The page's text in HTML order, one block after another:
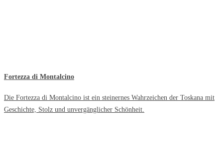
Fortezza di Montalcino
Die Fortezza di Montalcino ist ein steinernes Wahrzeichen der Toskana mit
Geschichte, Stolz und unvergänglicher Schönheit.